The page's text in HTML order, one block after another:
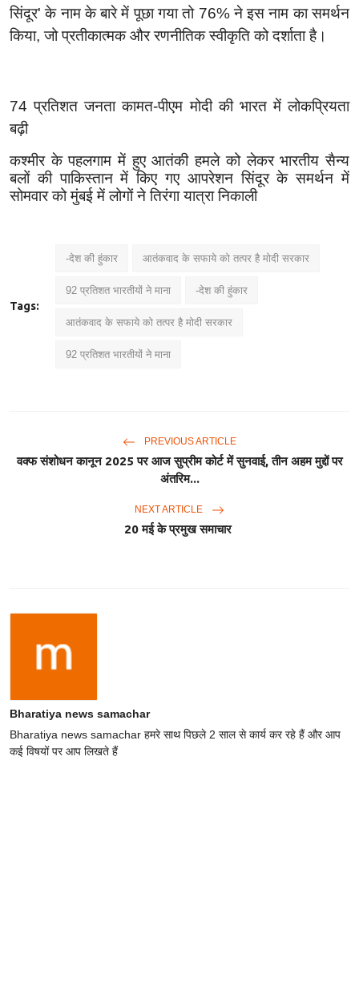
सिंदूर'के नाम के बारे में पूछा गया तो 76%ने इस नाम का समर्थन
किया,जो प्रतीकात्मक और रणनीतिक स्वीकृति को दर्शाता है।
74प्रतिशत जनता कामत-पीएम मोदी की भारत में लोकप्रियता
बढ़ी
कश्मीर के पहलगाम में हुए आतंकी हमले को लेकर भारतीय सैन्य
बलों की पाकिस्तान में किए गए आपरेशन सिंदूर के समर्थन में
सोमवार को मुंबई में लोगों ने तिरंगा यात्रा निकाली
Tags:
-देश की हुंकार आतंकवाद के सफाये को तत्पर है मोदी सरकार
92 प्रतिशत भारतीयों ने माना -देश की हुंकार
आतंकवाद के सफाये को तत्पर है मोदी सरकार
92 प्रतिशत भारतीयों ने माना
PREVIOUS ARTICLE
वक्फ संशोधन कानून 2025 पर आज सुप्रीम कोर्ट में सुनवाई, तीन अहम मुद्दों पर
अंतरिम...
NEXT ARTICLE
20 मई के प्रमुख समाचार
Bharatiya news samachar
Bharatiya news samachar हमरे साथ पिछले 2 साल से कार्य कर रहे हैं और आप
कई विषयों पर आप लिखते हैं